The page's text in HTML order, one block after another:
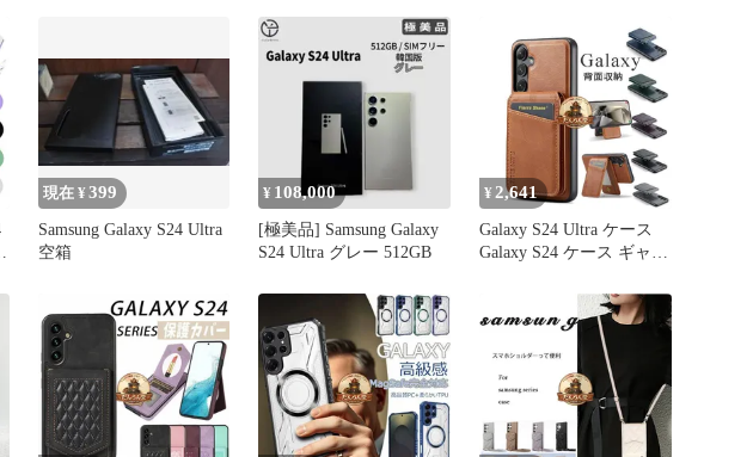
スマホケース ギャラクシ
ー S24
ス24 ウルトラ Galaxy A53
5G SC-53C SCG15 Galaxy
S23 5G S23 UltraGalaxy
S22 Gal
現在 ¥399
Samsung Galaxy S24 Ultra
空箱
¥ 108,000
[極美品] Samsung Galaxy
S24 Ultra グレー 512GB
¥ 2,641
Galaxy S24 Ultra ケース
Galaxy S24 ケース ギャラ
ケース ワイヤレス充電
Qi充電 ギャラクシー エ
ス24 背面収納 カード収
納 ギャラクシ